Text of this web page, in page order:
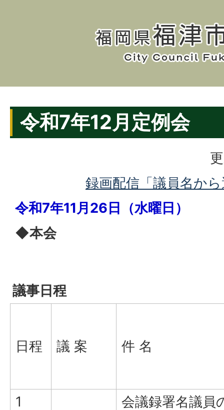
令和7年12月定例会
録画配信「議員名か
令和7年11月26日（水曜日）
◆本会
議事日程
日程 議 案 件 名
1
会議録署名議員